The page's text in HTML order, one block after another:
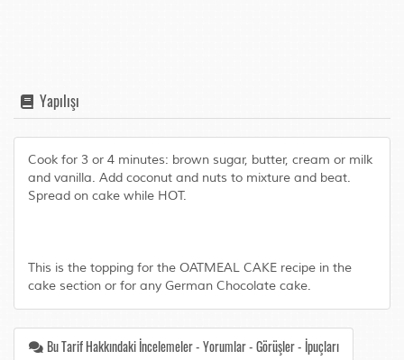
Yapılışı
Cook for 3 or 4 minutes: brown sugar, butter, cream or milk
and vanilla. Add coconut and nuts to mixture and beat.
Spread on cake while HOT.
This is the topping for the OATMEAL CAKE recipe in the
cake section or for any German Chocolate cake.
Bu Tarif Hakkındaki İncelemeler - Yorumlar - Görüşler - İpuçları